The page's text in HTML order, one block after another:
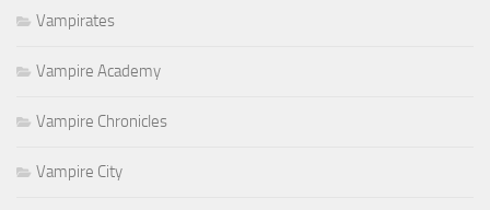
Vampirates
Vampire Academy
Vampire Chronicles
Vampire City